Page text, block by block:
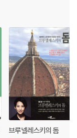
브루넬레스키의 돔